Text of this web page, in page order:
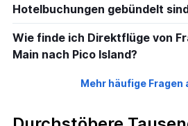
Hotelbuchungen gebündelt
Wie finde ich Direktflüge von
Main nach Pico Island?
Mehr häufige Fragen